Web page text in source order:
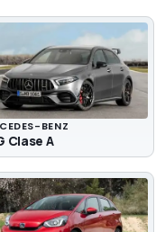
BENZ
Clase A